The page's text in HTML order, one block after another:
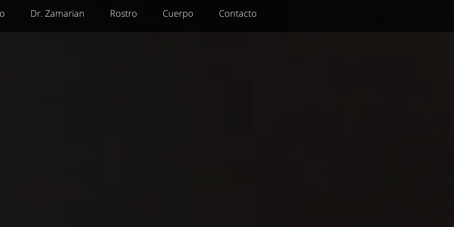
Dr. Zamarian Rostro Cuerpo Contacto